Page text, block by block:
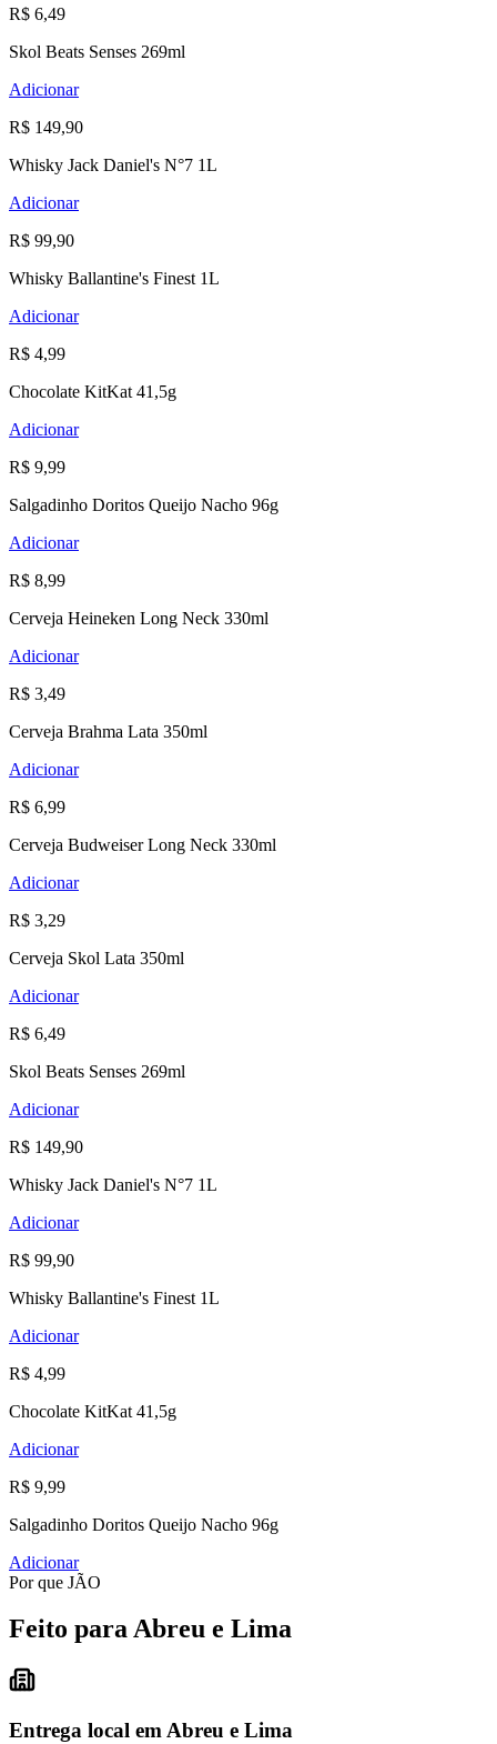
R$ 6,49
Skol Beats Senses 269ml
Adicionar
R$ 149,90
Whisky Jack Daniel's N°7 1L
Adicionar
R$ 99,90
Whisky Ballantine's Finest 1L
Adicionar
R$ 4,99
Chocolate KitKat 41,5g
Adicionar
R$ 9,99
Salgadinho Doritos Queijo Nacho 96g
Adicionar
R$ 8,99
Cerveja Heineken Long Neck 330ml
Adicionar
R$ 3,49
Cerveja Brahma Lata 350ml
Adicionar
R$ 6,99
Cerveja Budweiser Long Neck 330ml
Adicionar
R$ 3,29
Cerveja Skol Lata 350ml
Adicionar
R$ 6,49
Skol Beats Senses 269ml
Adicionar
R$ 149,90
Whisky Jack Daniel's N°7 1L
Adicionar
R$ 99,90
Whisky Ballantine's Finest 1L
Adicionar
R$ 4,99
Chocolate KitKat 41,5g
Adicionar
R$ 9,99
Salgadinho Doritos Queijo Nacho 96g
Adicionar
Por que JÃO
Feito para Abreu e Lima
Entrega local em Abreu e Lima